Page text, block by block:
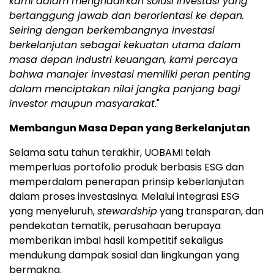
bertanggung jawab dan berorientasi ke depan.
Seiring dengan berkembangnya investasi
berkelanjutan sebagai kekuatan utama dalam
masa depan industri keuangan, kami percaya
bahwa manajer investasi memiliki peran penting
dalam menciptakan nilai jangka panjang bagi
investor maupun masyarakat."
Membangun Masa Depan yang Berkelanjutan
Selama satu tahun terakhir, UOBAMI telah
memperluas portofolio produk berbasis ESG dan
memperdalam penerapan prinsip keberlanjutan
dalam proses investasinya. Melalui integrasi ESG
yang menyeluruh,stewardshipyang transparan, dan
pendekatan tematik, perusahaan berupaya
memberikan imbal hasil kompetitif sekaligus
mendukung dampak sosial dan lingkungan yang
bermakna.